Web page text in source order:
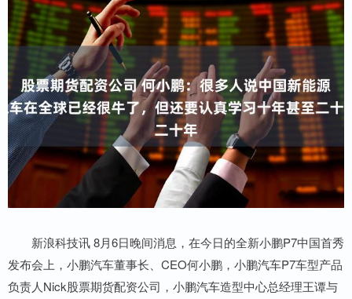
新浪科技讯 8月6日晚间消息，在今日的全新小鹏P7中国首秀
发布会上，小鹏汽车董事长、CEO何小鹏，小鹏汽车P7车型产品
负责人Nick股票期货配资公司，小鹏汽车造型中心总经理王谭与